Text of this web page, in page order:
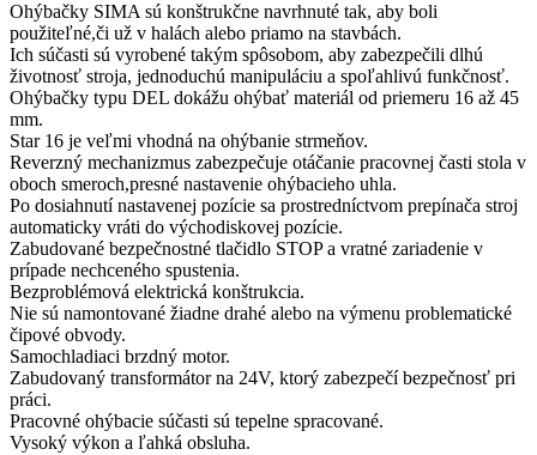
Ohýbačky SIMA sú konštrukčne navrhnuté tak, aby boli
použiteľné,či už v halách alebo priamo na stavbách.
Ich súčasti sú vyrobené takým spôsobom, aby zabezpečili dlhú
životnosť stroja, jednoduchú manipuláciu a spoľahlivú funkčnosť.
Ohýbačky typu DEL dokážu ohýbať materiál od priemeru 16 až 45
mm.
Star 16 je veľmi vhodná na ohýbanie strmeňov.
Reverzný mechanizmus zabezpečuje otáčanie pracovnej časti stola v
oboch smeroch,presné nastavenie ohýbacieho uhla.
Po dosiahnutí nastavenej pozície sa prostredníctvom prepínača stroj
automaticky vráti do východiskovej pozície.
Zabudované bezpečnostné tlačidlo STOP a vratné zariadenie v
prípade nechceného spustenia.
Bezproblémová elektrická konštrukcia.
Nie sú namontované žiadne drahé alebo na výmenu problematické
čipové obvody.
Samochladiaci brzdný motor.
Zabudovaný transformátor na 24V, ktorý zabezpečí bezpečnosť pri
práci.
Pracovné ohýbacie súčasti sú tepelne spracované.
Vysoký výkon a ľahká obsluha.